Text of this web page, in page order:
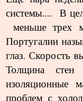
системы.... В
меньше трех
Португалии
глаз. Скорость
Толщина стен
изоляционные
проблем с